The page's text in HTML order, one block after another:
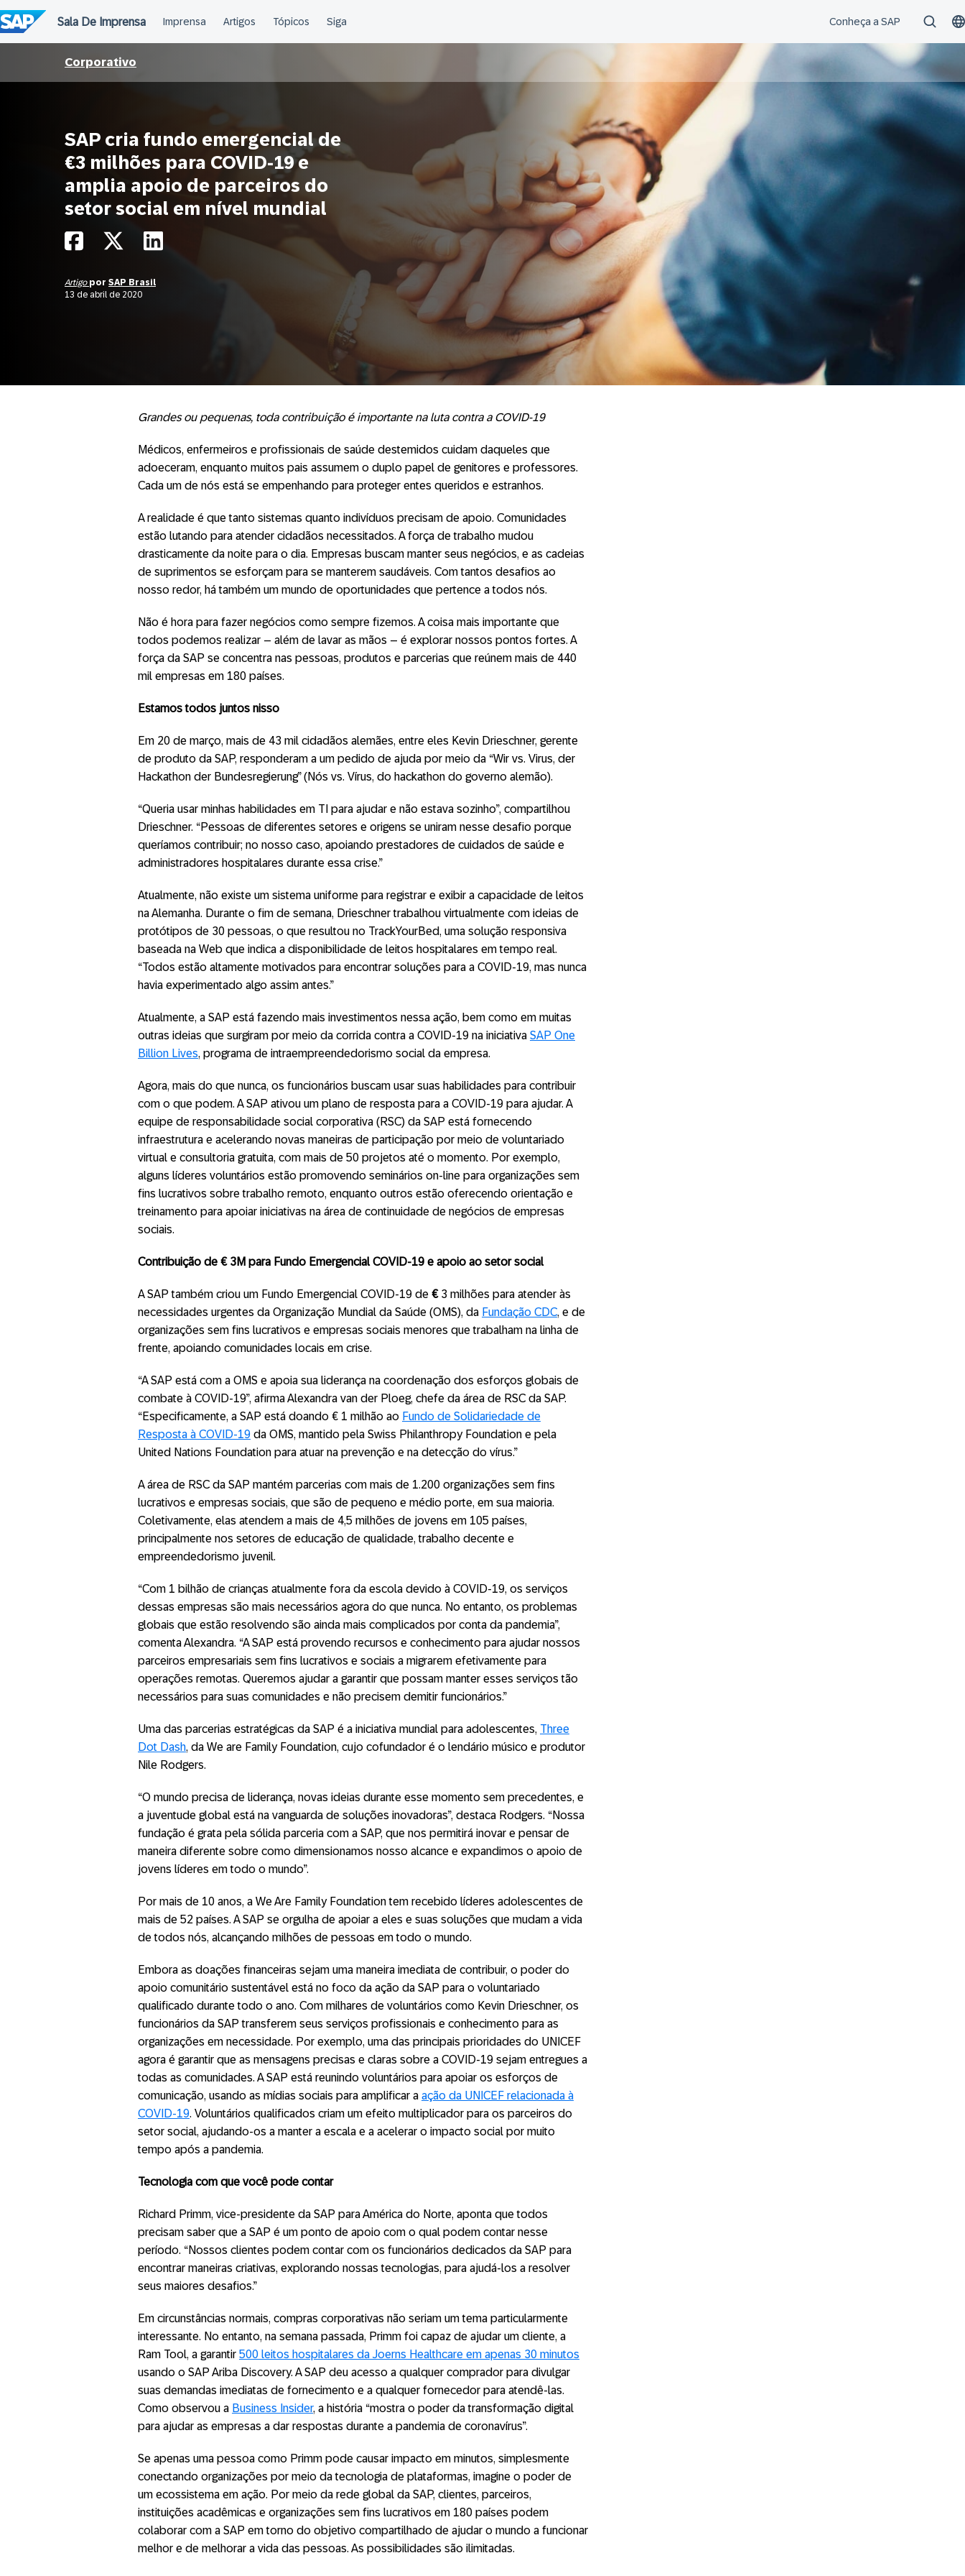
para
o
conteúdo
Corporativo
SAP cria fundo emergencial de
€3 milhões para COVID-19 e
amplia apoio de parceiros do
setor social em nível mundial
Artigo por SAP Brasil
13 de abril de 2020
Grandes ou pequenas, toda contribuição é importante na luta contra a COVID-19
Médicos, enfermeiros e profissionais de saúde destemidos cuidam daqueles que
adoeceram, enquanto muitos pais assumem o duplo papel de genitores e professores.
Cada um de nós está se empenhando para proteger entes queridos e estranhos.
A realidade é que tanto sistemas quanto indivíduos precisam de apoio. Comunidades
estão lutando para atender cidadãos necessitados. A força de trabalho mudou
drasticamente da noite para o dia. Empresas buscam manter seus negócios, e as cadeias
de suprimentos se esforçam para se manterem saudáveis. Com tantos desafios ao
nosso redor, há também um mundo de oportunidades que pertence a todos nós.
Não é hora para fazer negócios como sempre fizemos. A coisa mais importante que
todos podemos realizar – além de lavar as mãos – é explorar nossos pontos fortes. A
força da SAP se concentra nas pessoas, produtos e parcerias que reúnem mais de 440
mil empresas em 180 países.
Estamos todos juntos nisso
Em 20 de março, mais de 43 mil cidadãos alemães, entre eles Kevin Drieschner, gerente
de produto da SAP, responderam a um pedido de ajuda por meio da “Wir vs. Virus, der
Hackathon der Bundesregierung” (Nós vs. Vírus, do hackathon do governo alemão).
“Queria usar minhas habilidades em TI para ajudar e não estava sozinho”, compartilhou
Drieschner. “Pessoas de diferentes setores e origens se uniram nesse desafio porque
queríamos contribuir; no nosso caso, apoiando prestadores de cuidados de saúde e
administradores hospitalares durante essa crise.”
Atualmente, não existe um sistema uniforme para registrar e exibir a capacidade de leitos
na Alemanha. Durante o fim de semana, Drieschner trabalhou virtualmente com ideias de
protótipos de 30 pessoas, o que resultou no TrackYourBed, uma solução responsiva
baseada na Web que indica a disponibilidade de leitos hospitalares em tempo real.
“Todos estão altamente motivados para encontrar soluções para a COVID-19, mas nunca
havia experimentado algo assim antes.”
Atualmente, a SAP está fazendo mais investimentos nessa ação, bem como em muitas
outras ideias que surgiram por meio da corrida contra a COVID-19 na iniciativa SAP One
Billion Lives, programa de intraempreendedorismo social da empresa.
Agora, mais do que nunca, os funcionários buscam usar suas habilidades para contribuir
com o que podem. A SAP ativou um plano de resposta para a COVID-19 para ajudar. A
equipe de responsabilidade social corporativa (RSC) da SAP está fornecendo
infraestrutura e acelerando novas maneiras de participação por meio de voluntariado
virtual e consultoria gratuita, com mais de 50 projetos até o momento. Por exemplo,
alguns líderes voluntários estão promovendo seminários on-line para organizações sem
fins lucrativos sobre trabalho remoto, enquanto outros estão oferecendo orientação e
treinamento para apoiar iniciativas na área de continuidade de negócios de empresas
sociais.
Contribuição de € 3M para Fundo Emergencial COVID-19 e apoio ao setor social
A SAP também criou um Fundo Emergencial COVID-19 de € 3 milhões para atender às
necessidades urgentes da Organização Mundial da Saúde (OMS), da Fundação CDC, e de
organizações sem fins lucrativos e empresas sociais menores que trabalham na linha de
frente, apoiando comunidades locais em crise.
“A SAP está com a OMS e apoia sua liderança na coordenação dos esforços globais de
combate à COVID-19”, afirma Alexandra van der Ploeg, chefe da área de RSC da SAP.
“Especificamente, a SAP está doando € 1 milhão ao Fundo de Solidariedade de
Resposta à COVID-19 da OMS, mantido pela Swiss Philanthropy Foundation e pela
United Nations Foundation para atuar na prevenção e na detecção do vírus.”
A área de RSC da SAP mantém parcerias com mais de 1.200 organizações sem fins
lucrativos e empresas sociais, que são de pequeno e médio porte, em sua maioria.
Coletivamente, elas atendem a mais de 4,5 milhões de jovens em 105 países,
principalmente nos setores de educação de qualidade, trabalho decente e
empreendedorismo juvenil.
“Com 1 bilhão de crianças atualmente fora da escola devido à COVID-19, os serviços
dessas empresas são mais necessários agora do que nunca. No entanto, os problemas
globais que estão resolvendo são ainda mais complicados por conta da pandemia”,
comenta Alexandra. “A SAP está provendo recursos e conhecimento para ajudar nossos
parceiros empresariais sem fins lucrativos e sociais a migrarem efetivamente para
operações remotas. Queremos ajudar a garantir que possam manter esses serviços tão
necessários para suas comunidades e não precisem demitir funcionários.”
Uma das parcerias estratégicas da SAP é a iniciativa mundial para adolescentes, Three
Dot Dash, da We are Family Foundation, cujo cofundador é o lendário músico e produtor
Nile Rodgers.
“O mundo precisa de liderança, novas ideias durante esse momento sem precedentes, e
a juventude global está na vanguarda de soluções inovadoras”, destaca Rodgers. “Nossa
fundação é grata pela sólida parceria com a SAP, que nos permitirá inovar e pensar de
maneira diferente sobre como dimensionamos nosso alcance e expandimos o apoio de
jovens líderes em todo o mundo”.
Por mais de 10 anos, a We Are Family Foundation tem recebido líderes adolescentes de
mais de 52 países. A SAP se orgulha de apoiar a eles e suas soluções que mudam a vida
de todos nós, alcançando milhões de pessoas em todo o mundo.
Embora as doações financeiras sejam uma maneira imediata de contribuir, o poder do
apoio comunitário sustentável está no foco da ação da SAP para o voluntariado
qualificado durante todo o ano. Com milhares de voluntários como Kevin Drieschner, os
funcionários da SAP transferem seus serviços profissionais e conhecimento para as
organizações em necessidade. Por exemplo, uma das principais prioridades do UNICEF
agora é garantir que as mensagens precisas e claras sobre a COVID-19 sejam entregues a
todas as comunidades. A SAP está reunindo voluntários para apoiar os esforços de
comunicação, usando as mídias sociais para amplificar a ação da UNICEF relacionada à
COVID-19. Voluntários qualificados criam um efeito multiplicador para os parceiros do
setor social, ajudando-os a manter a escala e a acelerar o impacto social por muito
tempo após a pandemia.
Tecnologia com que você pode contar
Richard Primm, vice-presidente da SAP para América do Norte, aponta que todos
precisam saber que a SAP é um ponto de apoio com o qual podem contar nesse
período. “Nossos clientes podem contar com os funcionários dedicados da SAP para
encontrar maneiras criativas, explorando nossas tecnologias, para ajudá-los a resolver
seus maiores desafios.”
Em circunstâncias normais, compras corporativas não seriam um tema particularmente
interessante. No entanto, na semana passada, Primm foi capaz de ajudar um cliente, a
Ram Tool, a garantir 500 leitos hospitalares da Joerns Healthcare em apenas 30 minutos
usando o SAP Ariba Discovery. A SAP deu acesso a qualquer comprador para divulgar
suas demandas imediatas de fornecimento e a qualquer fornecedor para atendê-las.
Como observou a Business Insider, a história “mostra o poder da transformação digital
para ajudar as empresas a dar respostas durante a pandemia de coronavírus”.
Se apenas uma pessoa como Primm pode causar impacto em minutos, simplesmente
conectando organizações por meio da tecnologia de plataformas, imagine o poder de
um ecossistema em ação. Por meio da rede global da SAP, clientes, parceiros,
instituições acadêmicas e organizações sem fins lucrativos em 180 países podem
colaborar com a SAP em torno do objetivo compartilhado de ajudar o mundo a funcionar
melhor e de melhorar a vida das pessoas. As possibilidades são ilimitadas.